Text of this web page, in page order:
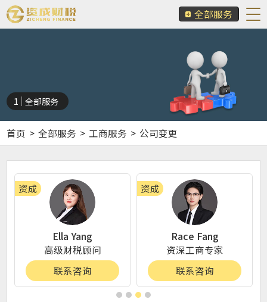
全部服务
1 全部服务
首页 > 全部服务 > 工商服务 > 公司变更
Ella Yang
高级财税顾问
联系咨询
资成
Race Fang
资深工商专家
联系咨询
资成